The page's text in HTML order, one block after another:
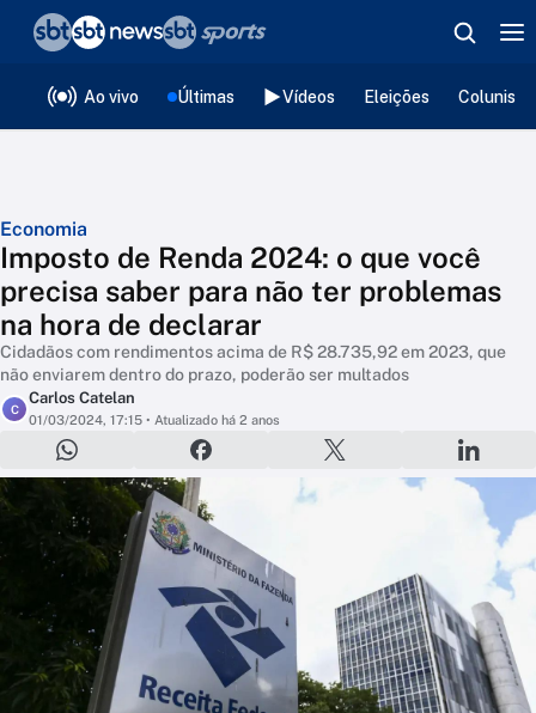
Ao vivo Últimas Vídeos Eleições
Economia
Imposto de Renda 2024: o que você
precisa saber para não ter problemas
na hora de declarar
Cidadãos com rendimentos acima de R$ 28.735,92 em 2023, que
não enviarem dentro do prazo, poderão ser multados
C
Carlos Catelan
01/03/2024, 17:15 • Atualizado há 2 anos
❮voltar
Editorias